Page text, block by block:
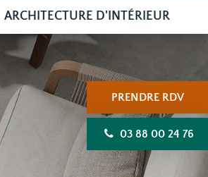
ARCHITECTURE D'INTÉRIEUR
PRENDRE RDV
03 88 00 24 76